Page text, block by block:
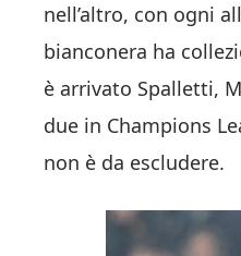
nell’altro, con ogni
bianconera ha
è arrivato Spalletti,
due in Champions
non è da escludere.